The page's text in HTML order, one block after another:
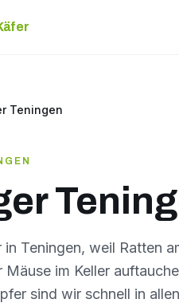
Teningen
Teningen, weil Ratten
im Keller
sind wir schnell in